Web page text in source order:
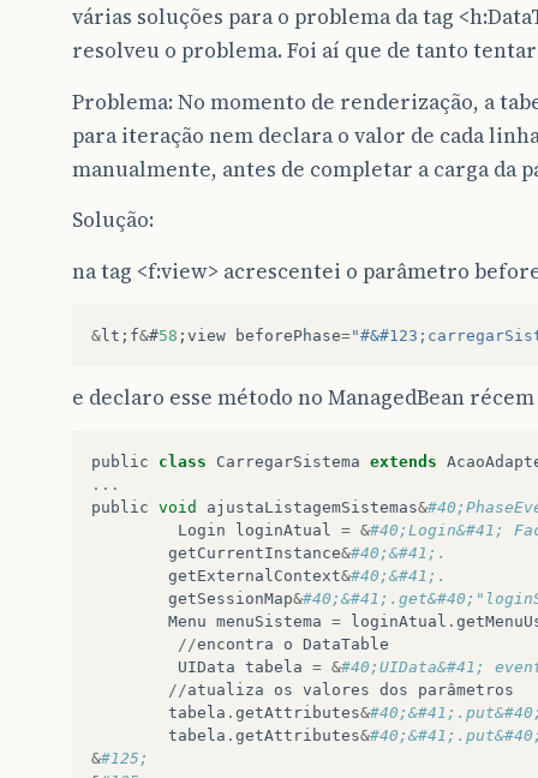
várias soluções para o problema da tag
resolveu o problema. Foi aí que de tanto
Problema: No momento de renderização, a
para iteração nem declara o valor de cada
manualmente, antes de completar a carga da
Solução:
na tag <f:view> acrescentei o parâmetro
& lt ; f&#58 ; view beforePhase=
e declaro esse método no ManagedBean
public class CarregarSistema extends
...
public void ajustaListagemSistemas&
Login
loginAtual = &#40;Login&#41;
getCurrentInstance&#40;&#41;.
getExternalContext&#40;&#41;.
getSessionMap&
Menu menuSistema = loginAtual .
//encontra o DataTable
UIData tabela = &#40;UIData&#41;
//atualiza os valores dos
parâmetros
tabela . getAttributes&
tabela . getAttributes&
&#125;